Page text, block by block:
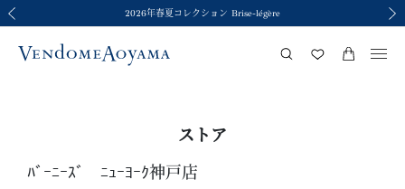
2026年春夏コレクション Brise-légère
令和8年熊本地震の影響による荷物のお届けについて
新ラグジュアリーコレクション The Elevate＜ジ エレベート＞
2026年春夏コレクション Brise-légère
令和8年熊本地震の影響による荷物のお届けについて
ストア
ﾊﾞｰﾆｰｽﾞ ﾆｭｰﾖｰｸ神戸店